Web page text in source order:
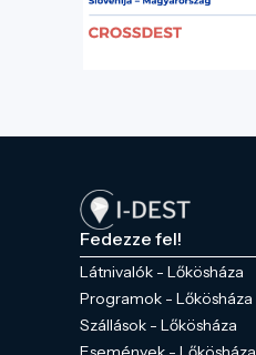
Fedezze fel!
Látnivalók - Lőkösháza
Programok - Lőkösháza
Szállások - Lőkösháza